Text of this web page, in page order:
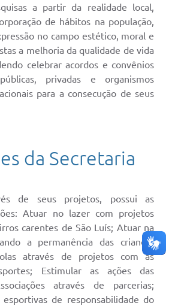
a partir da realidade local,
de hábitos na população,
no campo estético, moral e
a melhoria da qualidade de vida
celebrar acordos e convênios
privadas e organismos
para a consecução de seus
da Secretaria
de seus projetos, possui as
Atuar no lazer com projetos
carentes de São Luís; Atuar na
a permanência das crianças
através de projetos com as
Estimular as ações das
através de parcerias;
de responsabilidade do